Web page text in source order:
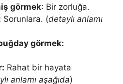
görmek: Bir zorluğa.
Sorun­lara. (detaylı anlamı
görmek:
Rahat bir hayata
anlamı aşağıda)